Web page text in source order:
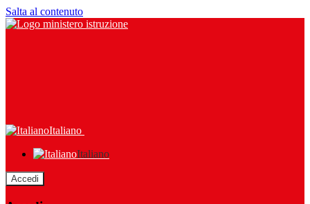
Salta al contenuto
Italiano
Italiano
Accedi